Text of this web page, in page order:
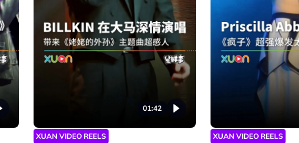
01:42
XUAN VIDEO REELS XUAN VIDEO REELS